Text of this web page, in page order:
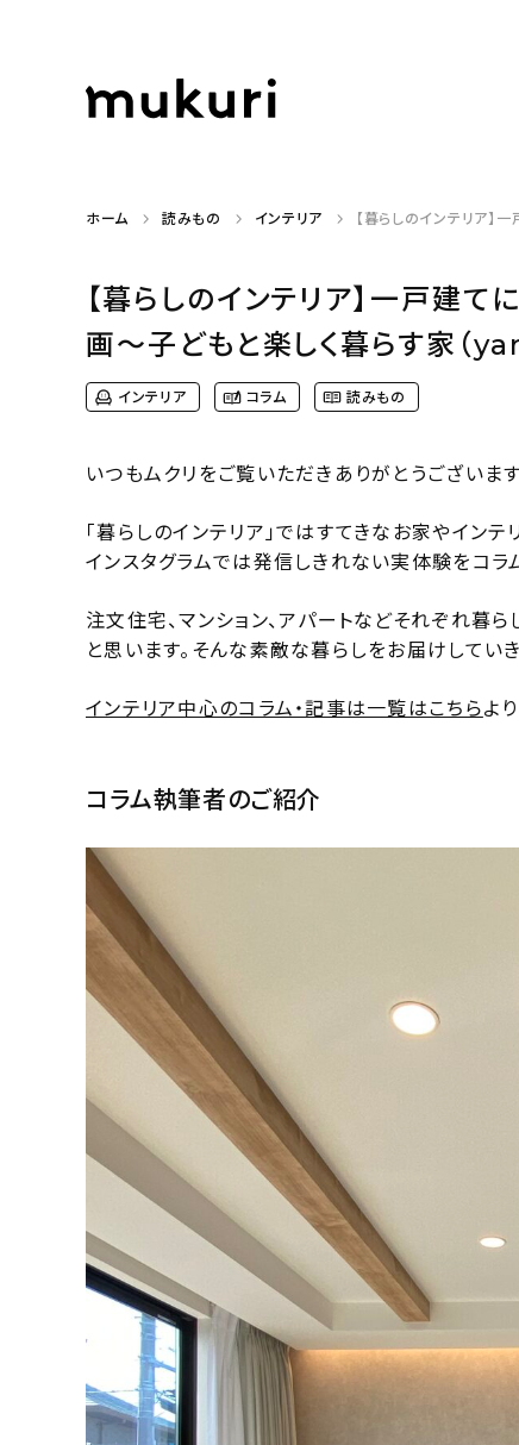
ホーム 読みもの インテリア 【暮らしのインテリア
【暮らしのインテリア】一戸建
画〜子どもと楽しく暮らす家（
インテリア コラム 読みもの
いつもムクリをご覧いただきありがとうございます
「暮らしのインテリア」ではすてきなお家やイン
インスタグラムでは発信しきれない実体験をコラ
注文住宅、マンション、アパートなどそれぞれ暮
と思います。そんな素敵な暮らしをお届けしていき
インテリア中心のコラム・記事は一覧はこちらよ
コラム執筆者のご紹介